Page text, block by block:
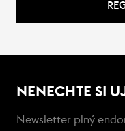
NENECHTE SI
Newsletter plný